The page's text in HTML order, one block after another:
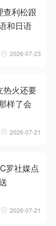
查利松跟
和日语
2026-07-23
热火还要
样了会
2026-07-21
罗社媒点
2026-07-21